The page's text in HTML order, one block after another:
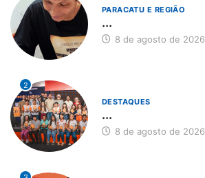
PARACATU E REGIÃO
...
8 de agosto de 2026
2
DESTAQUES
...
8 de agosto de 2026